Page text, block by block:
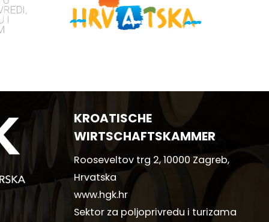
KROATISCHE
WIRTSCHAFTSKAMMER
Rooseveltov trg 2, 10000 Zagreb,
Hrvatska
www.hgk.hr
Sektor za poljoprivredu i turizama